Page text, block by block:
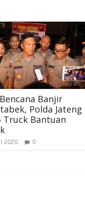
Banjir
Polda Jateng
Truck Bantuan
2020 0